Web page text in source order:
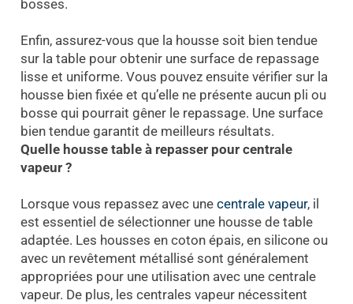
bosses.
Enfin, assurez-vous que la housse soit bien tendue
sur la table pour obtenir une surface de repassage
lisse et uniforme. Vous pouvez ensuite vérifier sur la
housse bien fixée et qu’elle ne présente aucun pli ou
bosse qui pourrait gêner le repassage. Une surface
bien tendue garantit de meilleurs résultats.
Quelle housse table à repasser pour centrale
vapeur ?
Lorsque vous repassez avec une centrale vapeur, il
est essentiel de sélectionner une housse de table
adaptée. Les housses en coton épais, en silicone ou
avec un revêtement métallisé sont généralement
appropriées pour une utilisation avec une centrale
vapeur. De plus, les centrales vapeur nécessitent